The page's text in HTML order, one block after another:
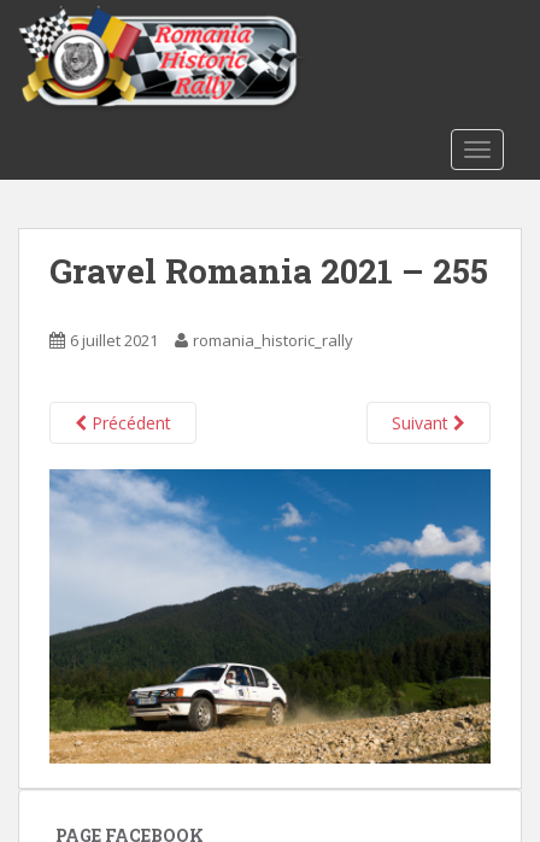
m
Gravel Romania 2021 – 255
6 juillet 2021 romania_historic_rally
Précédent Suivant
PAGE FACEBOOK